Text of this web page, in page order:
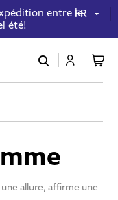
entre le
été!
FR
allure, affirme une